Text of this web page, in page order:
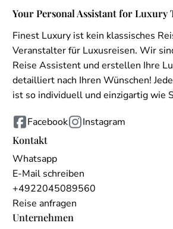
Your Personal Assistant for Luxury
Finest Luxury ist kein klassisches
Veranstalter für Luxusreisen. Wir
Reise Assistent und erstellen Ihre
detailliert nach Ihren Wünschen!
ist so individuell und einzigartig wie
Facebook
Instagram
Kontakt
Whatsapp
E-Mail schreiben
+4922045089560
Reise anfragen
Unternehmen